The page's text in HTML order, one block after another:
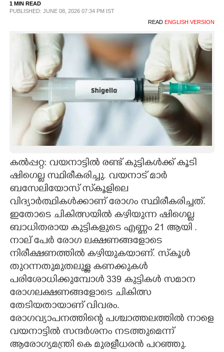
LIFESTYLE
SPIRITUAL
INFO+
ART
ASTRO
LITERATURE
ZOOM
CONTACT US
1 MIN READ
PUBLISHED: JUNE 08, 2026 07:34 PM IST
READ ENGLISH VERSION
കൽപ്പറ്റ: വയനാട്ടിൽ രണ്ട് കുട്ടികൾക്ക് കൂടി
ഷിഗെല്ല സ്ഥിരീകരിച്ചു. വയനാട് മാർ
ബസേലിയോസ് സ്‌കൂളിലെ
വിദ്യാർത്ഥികൾക്കാണ് രോഗം സ്ഥിരീകരിച്ചത്.
ഇതോടെ ചികിത്സയിൽ കഴിയുന്ന ഷിഗെല്ല
ബാധിതരായ കുട്ടികളുടെ എണ്ണം 21 ആയി .
നാല് പേർ രോഗ ലക്ഷണങ്ങളോടെ
നിരീക്ഷണത്തിൽ കഴിയുകയാണ്. സ്‌കൂൾ
തുറന്നതുമുതലുള്ള കണക്കുകൾ
പരിശോധിക്കുമ്പോൾ 339 കുട്ടികൾ സമാന
രോഗലക്ഷണങ്ങളോടെ ചികിത്സ
തേടിയതായാണ് വിവരം.
രോഗവ്യാപനത്തിന്റെ പശ്ചാത്തലത്തിൽ നാളെ
വയനാട്ടിൽ സന്ദർശനം നടത്തുമെന്ന്
ആരോഗ്യമന്ത്രി കെ മുരളീധരൻ പറഞ്ഞു.